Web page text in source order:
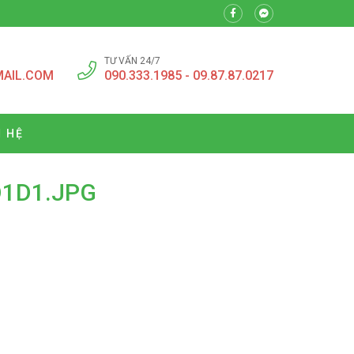
TƯ VẤN 24/7
090.333.1985 - 09.87.87.0217
HỆ